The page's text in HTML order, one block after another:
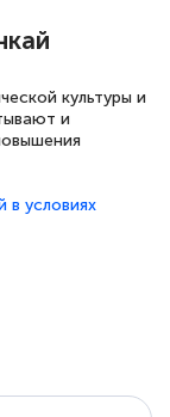
культуры и
и
в условиях